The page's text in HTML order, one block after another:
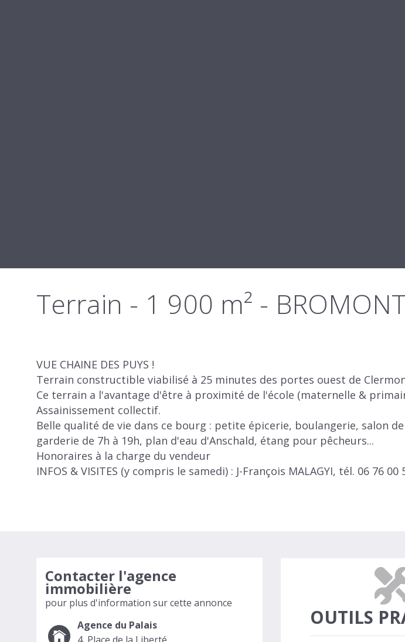
Terrain - 1 900 m² -
VUE CHAINE DES PUYS !
Terrain constructible viabilisé à 25 minutes des portes ouest de
Ce terrain a l'avantage d'être à proximité de l'école (maternelle &
Assainissement collectif.
Belle qualité de vie dans ce bourg : petite épicerie, boulangerie, salon
garderie de 7h à 19h, plan d'eau d'Anschald, étang pour pêcheurs...
Honoraires à la charge du vendeur
INFOS & VISITES (y compris le samedi) : J-François MALAGYI, tél. 06 76
Contacter l'agence
immobilière
pour plus d'information sur cette annonce
Agence du Palais
OUTILS